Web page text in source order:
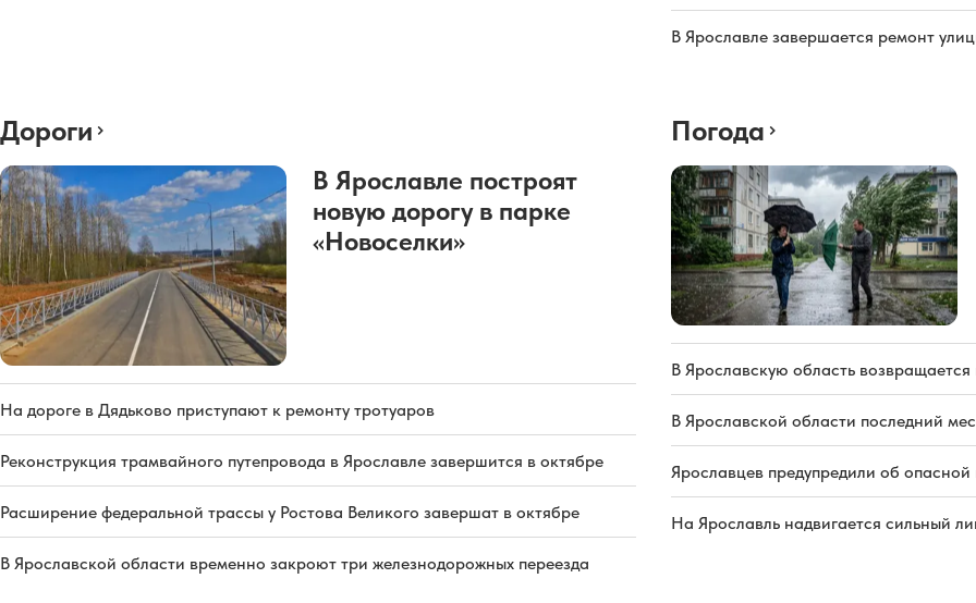
В Ярославле завершается ремонт
Дороги
В Ярославле построят
новую дорогу в парке
«Новоселки»
На дороге в Дядьково приступают к ремонту тротуаров
Реконструкция трамвайного путепровода в Ярославле завершится в октябре
Расширение федеральной трассы у Ростова Великого завершат в октябре
В Ярославской области временно закроют три железнодорожных переезда
Погода
В Ярославскую область возвращается
В Ярославской области последний
Ярославцев предупредили об
На Ярославль надвигается сильный